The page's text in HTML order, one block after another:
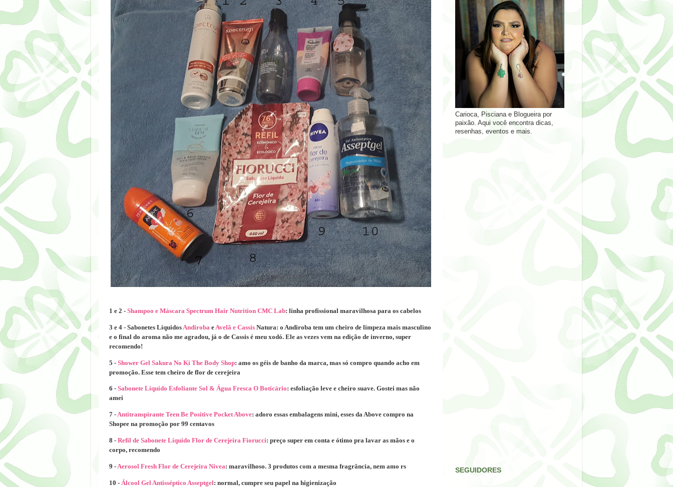
1 e 2 - Shampoo e Máscara Spectrum Hair Nutrition CMC Lab: linha profissional maravilhosa para os cabelos
3 e 4 - Sabonetes Líquidos Andiroba e Avelã e Cassis Natura: o Andiroba tem um cheiro de limpeza mais masculino
e o final do aroma não me agradou, já o de Cassis é meu xodó. Ele as vezes vem na edição de inverno, super
recomendo!
5 - Shower Gel Sakura No Ki The Body Shop: amo os géis de banho da marca, mas só compro quando acho em
promoção. Esse tem cheiro de flor de cerejeira
6 - Sabonete Líquido Esfoliante Sol & Água Fresca O Boticário: esfoliação leve e cheiro suave. Gostei mas não
amei
7 -Antitranspirante Teen Be Positive Pocket Above: adoro essas embalagens mini, esses da Above compro na
Shopee na promoção por 99 centavos
8 - Refil de Sabonete Líquido Flor de Cerejeira Fiorucci: preço super em conta e ótimo pra lavar as mãos e o
corpo, recomendo
9 -Aerosol Fresh Flor de Cerejeira Nivea: maravilhoso. 3 produtos com a mesma fragrância, nem amo rs
10 - Álcool Gel Antisséptico Asseptgel: normal, cumpre seu papel na higienização
Carioca, Pisciana e Blogueira por
paixão. Aqui você encontra dicas,
resenhas, eventos e mais.
SEGUIDORES